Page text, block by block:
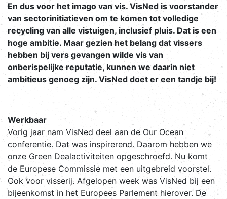
En dus voor het imago van vis. VisNed is voorstander
van sectorinitiatieven om te komen tot volledige
recycling van alle vistuigen, inclusief pluis. Dat is een
hoge ambitie. Maar gezien het belang dat vissers
hebben bij vers gevangen wilde vis van
onberispelijke reputatie, kunnen we daarin niet
ambitieus genoeg zijn. VisNed doet er een tandje bij!
Werkbaar
Vorig jaar nam VisNed deel aan de Our Ocean
conferentie. Dat was inspirerend. Daarom hebben we
onze Green Dealactiviteiten opgeschroefd. Nu komt
de Europese Commissie met een uitgebreid voorstel.
Ook voor visserij. Afgelopen week was VisNed bij een
bijeenkomst in het Europees Parlement hierover. De